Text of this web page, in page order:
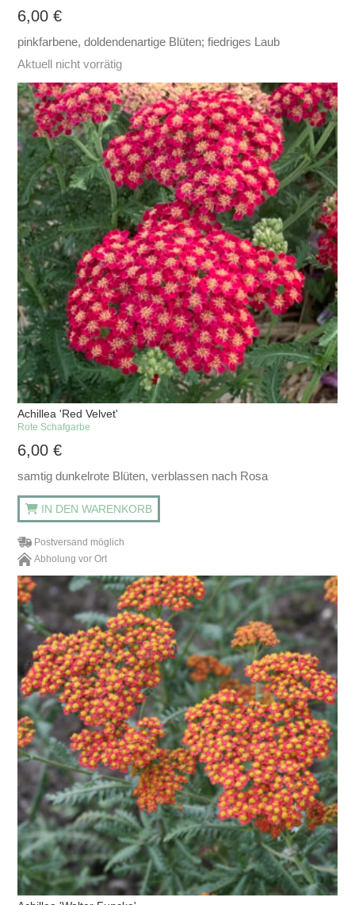
6,00€
pinkfarbene, doldendenartige Blüten; fiedriges Laub
Aktuell nicht vorrätig
Achillea 'Red Velvet'
Rote Schafgarbe
6,00€
samtig dunkelrote Blüten, verblassen nach Rosa
IN DEN WARENKORB
Postversand möglich
Abholung vor Ort